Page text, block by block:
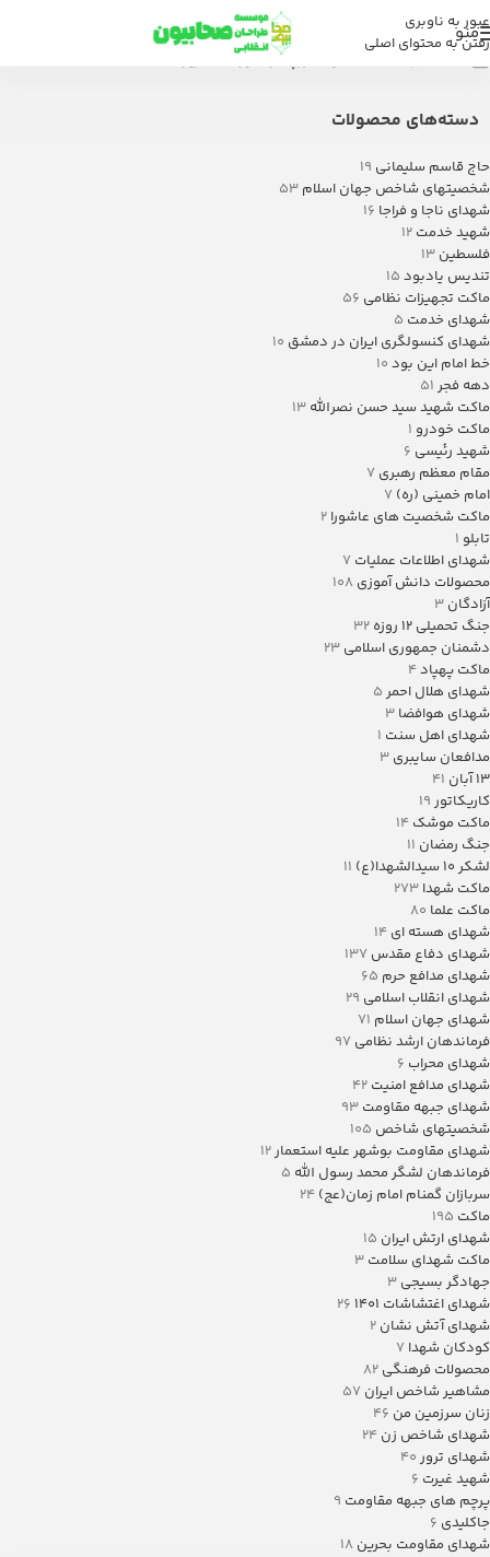
عبور به ناوبری
رفتن به محتوای اصلی
منو
محصولات برچسب خورده “تخریب”
دسته‌های محصولات
حاج قاسم سلیمانی 19
شخصیتهای شاخص جهان اسلام 53
شهدای ناجا و فراجا 16
شهید خدمت 12
فلسطین 13
تندیس یادبود 15
ماکت تجهیزات نظامی 56
شهدای خدمت 5
شهدای کنسولگری ایران در دمشق 10
خط امام این بود 10
دهه فجر 51
ماکت شهید سید حسن نصرالله 13
ماکت خودرو 1
شهید رئیسی 6
مقام معظم رهبری 7
امام خمینی (ره) 7
ماکت شخصیت های عاشورا 2
تابلو 1
شهدای اطلاعات عملیات 7
محصولات دانش آموزی 108
آزادگان 3
جنگ تحمیلی 12 روزه
32
دشمنان جمهوری اسلامی 23
ماکت پهپاد4
شهدای هلال احمر 5
شهدای هوافضا 3
شهدای اهل سنت 1
مدافعان سایبری 3
13 آبان
41
کاریکاتور 19
ماکت موشک 14
جنگ رمضان 11
لشکر ۱۰ سیدالشهدا(ع)
11
ماکت شهدا 273
ماکت علما 80
شهدای هسته ای 14
شهدای دفاع مقدس 137
شهدای مدافع حرم 65
شهدای انقلاب اسلامی 29
شهدای جهان اسلام 71
فرماندهان ارشد نظامی 97
شهدای محراب 6
شهدای مدافع امنیت 42
شهدای جبهه مقاومت 93
شخصیتهای شاخص 105
شهدای مقاومت بوشهر علیه استعمار12
فرماندهان لشگر محمد رسول الله 5
سربازان گمنام امام زمان(عج) 24
ماکت 195
شهدای ارتش ایران 15
ماکت شهدای سلامت 3
جهادگر بسیجی 3
شهدای اغتشاشات 1401
26
شهدای آتش نشان 2
کودکان شهدا 7
محصولات فرهنگی 82
مشاهیر شاخص ایران 57
زنان سرزمین من 46
شهدای شاخص زن 24
شهدای ترور 40
شهید غیرت 6
پرچم های جبهه مقاومت 9
جاکلیدی 6
شهدای مقاومت بحرین 18